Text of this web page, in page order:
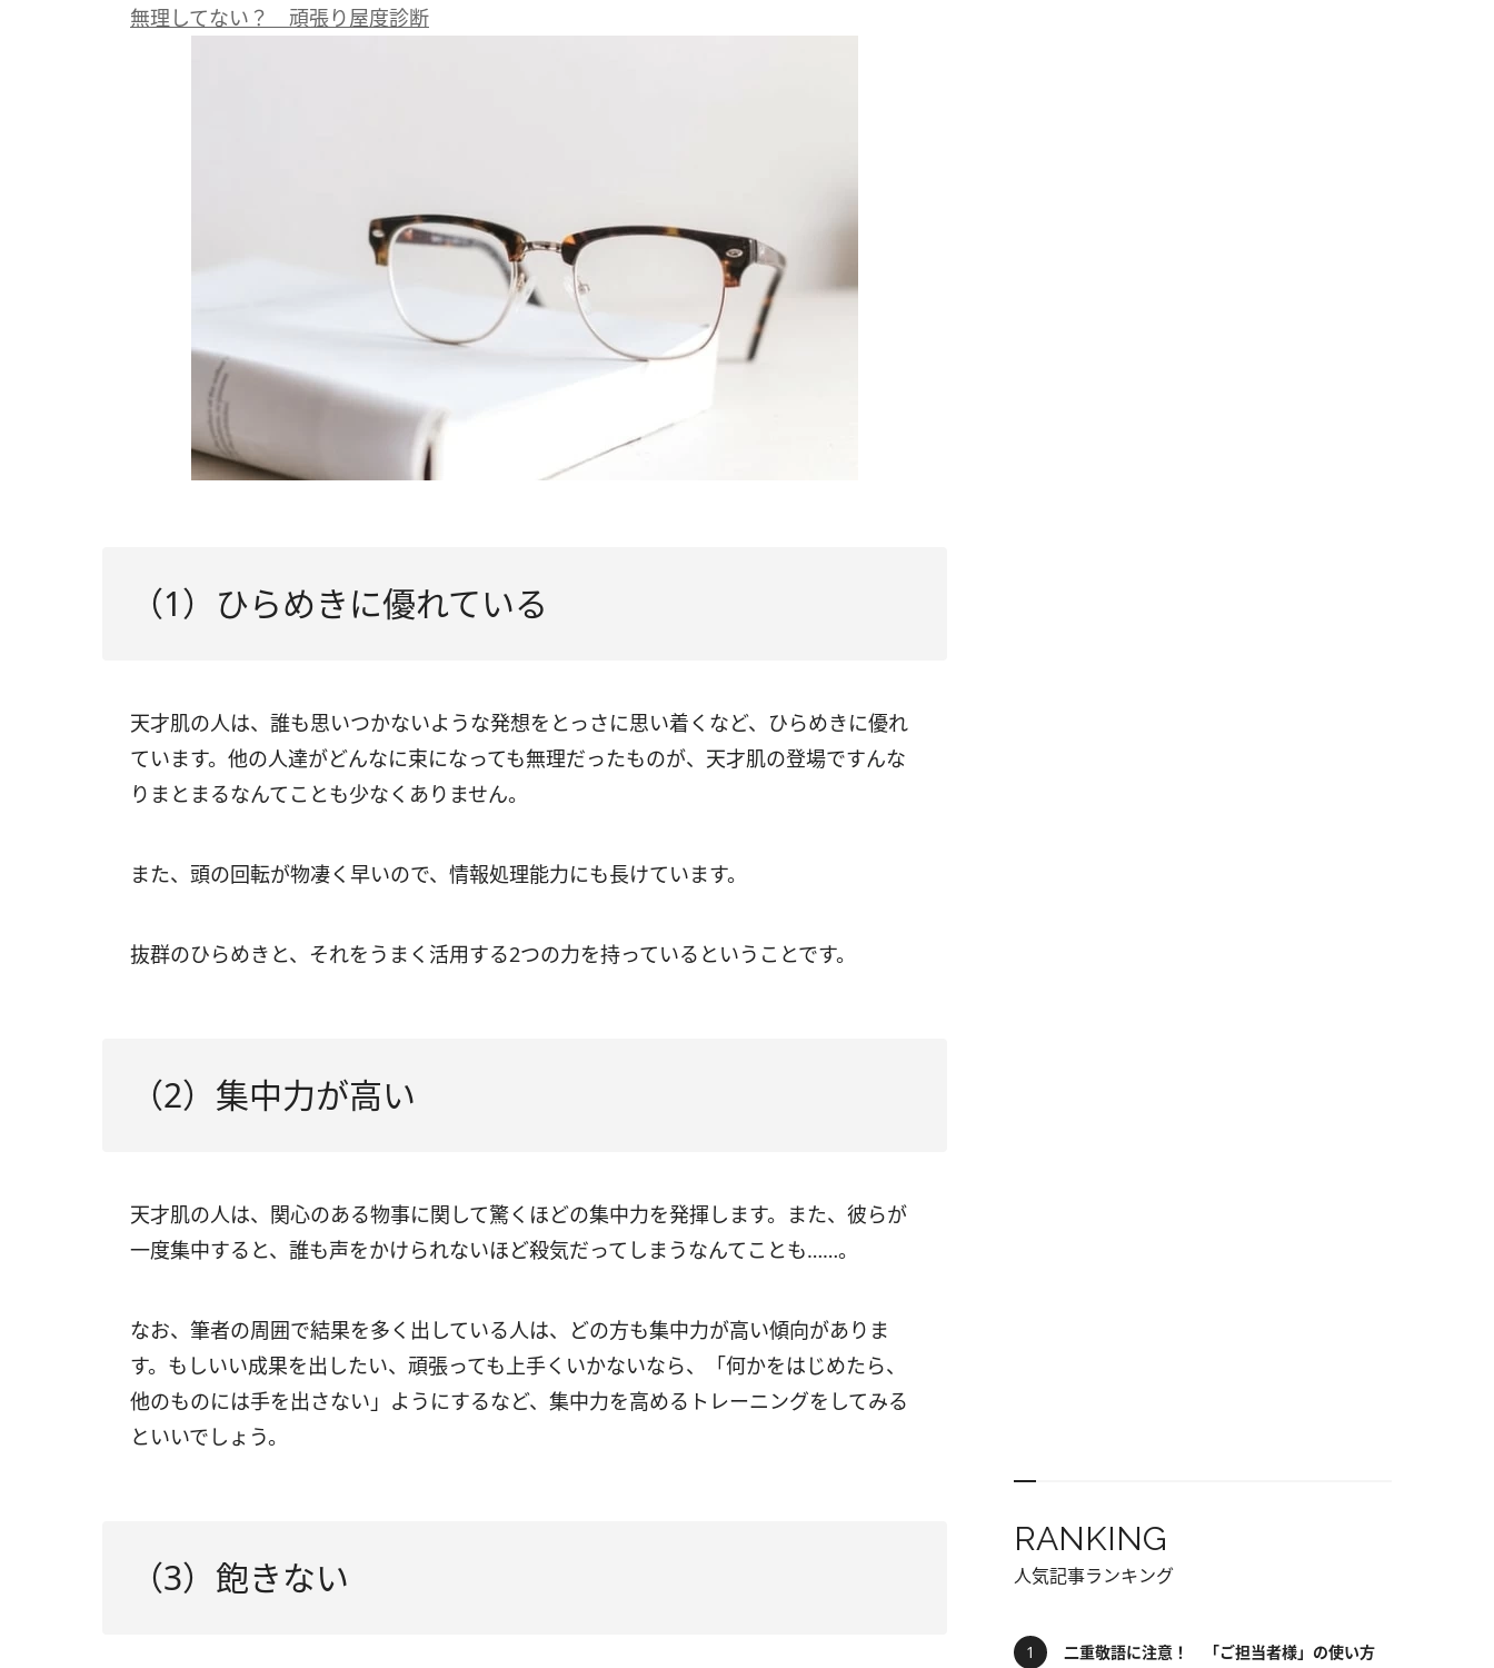
無理してない？ 頑張り屋度診断
（1）ひらめきに優れている
天才肌の人は、誰も思いつかないような発想をとっさに思い着くなど、ひらめきに優れ
ています。他の人達がどんなに束になっても無理だったものが、天才肌の登場ですんな
りまとまるなんてことも少なくありません。
また、頭の回転が物凄く早いので、情報処理能力にも長けています。
抜群のひらめきと、それをうまく活用する2つの力を持っているということです。
（2）集中力が高い
天才肌の人は、関心のある物事に関して驚くほどの集中力を発揮します。また、彼らが
一度集中すると、誰も声をかけられないほど殺気だってしまうなんてことも……。
なお、筆者の周囲で結果を多く出している人は、どの方も集中力が高い傾向がありま
す。もしいい成果を出したい、頑張っても上手くいかないなら、「何かをはじめたら、
他のものには手を出さない」ようにするなど、集中力を高めるトレーニングをしてみる
といいでしょう。
（3）飽きない
RANKING
人気記事ランキング
二重敬語に注意！ 「ご担当者様」の使い方